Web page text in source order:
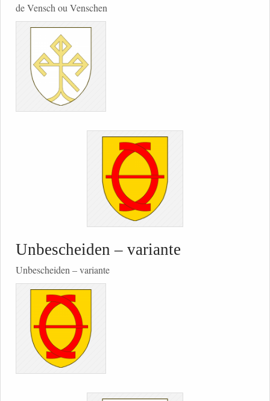
de Vensch ou Venschen
Unbescheiden – variante
Unbescheiden – variante